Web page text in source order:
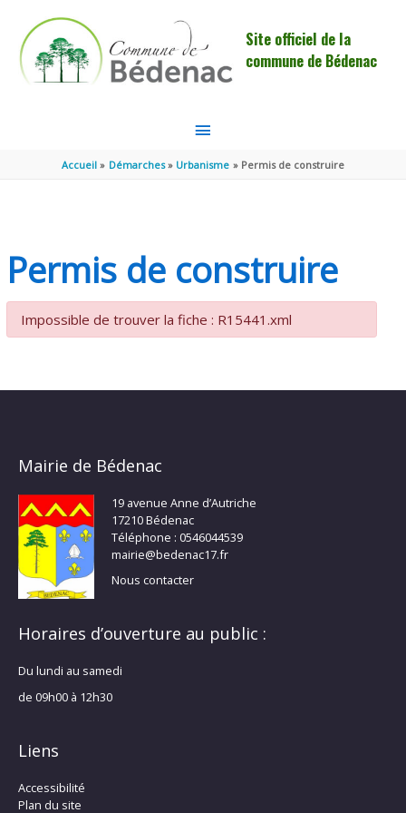
Site officiel de la
commune de Bédenac
MENU
PRINCIPAL
Accueil Démarches Urbanisme Permis de construire
Permis de construire
Impossible de trouver la fiche : R15441.xml
Mairie de Bédenac
19 avenue Anne d’Autriche
17210 Bédenac
Téléphone : 0546044539
mairie@bedenac17.fr
Nous contacter
Horaires d’ouverture au public :
Du lundi au samedi
de 09h00 à 12h30
Liens
Accessibilité
Plan du site